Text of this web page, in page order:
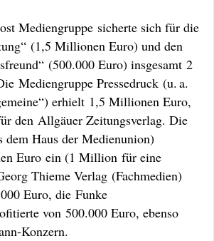
Mediengruppe sicherte sich für die
(1,5 Millionen Euro) und den
(500.000 Euro) insgesamt 2
Mediengruppe Pressedruck (u. a.
erhielt 1,5 Millionen Euro,
den Allgäuer Zeitungsverlag. Die
dem Haus der Medienunion)
Euro ein (1 Million für eine
Thieme Verlag (Fachmedien)
Euro, die Funke
von 500.000 Euro, ebenso
Konzern.